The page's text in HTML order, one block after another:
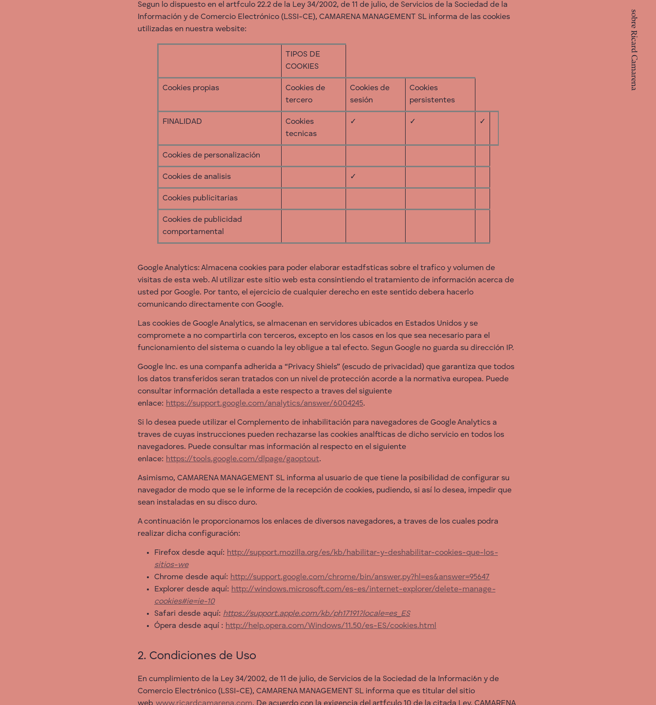
sobre Ricard Camarena
Segun lo dispuesto en el artfculo 22.2 de la Ley 34/2002, de 11 de julio, de Servicios de la Sociedad de la
Información y de Comercio Electrónico (LSSI-CE), CAMARENA MANAGEMENT SL informa de las cookies
utilizadas en nuestra website:
TIPOS DE
COOKIES
Cookies propias
Cookies de
tercero
Cookies de
sesión
Cookies
persistentes
FINALIDAD
Cookies
tecnicas
✓ ✓ ✓
Cookies de personalización
Cookies de analisis ✓
Cookies publicitarias
Cookies de publicidad
comportamental
Google Analytics: Almacena cookies para poder elaborar estadfsticas sobre el trafico y volumen de
visitas de esta web. Al utilizar este sitio web esta consintiendo el tratamiento de información acerca de
usted por Google. Por tanto, el ejercicio de cualquier derecho en este sentido debera hacerlo
comunicando directamente con Google.
Las cookies de Google Analytics, se almacenan en servidores ubicados en Estados Unidos y se
compromete a no compartirla con terceros, excepto en los casos en los que sea necesario para el
funcionamiento del sistema o cuando la ley obligue a tal efecto. Segun Google no guarda su dirección IP.
Google Inc. es una companfa adherida a “Privacy Shiels” (escudo de privacidad) que garantiza que todos
los datos transferidos seran tratados con un nivel de protección acorde a la normativa europea. Puede
consultar información detallada a este respecto a traves del siguiente
enlace: https://support.google.com/analytics/answer/6004245.
Si lo desea puede utilizar el Complemento de inhabilitación para navegadores de Google Analytics a
traves de cuyas instrucciones pueden rechazarse las cookies analfticas de dicho servicio en todos los
navegadores. Puede consultar mas información al respecto en el siguiente
enlace: https://tools.google.com/dlpage/gaoptout.
Asimismo, CAMARENA MANAGEMENT SL informa al usuario de que tiene la posibilidad de configurar su
navegador de modo que se le informe de la recepción de cookies, pudiendo, si así lo desea, impedir que
sean instaladas en su disco duro.
A continuaci6n le proporcionamos los enlaces de diversos navegadores, a traves de los cuales podra
realizar dicha configuración:
Firefox desde aquí: http://support.mozilla.org/es/kb/habilitar-y-deshabilitar-cookies-que-los-
sitios-we
Chrome desde aquí: http://support.google.com/chrome/bin/answer.py?hl=es&answer=95647
Explorer desde aquí: http://windows.microsoft.com/es-es/internet-explorer/delete-manage-
cookies#ie=ie-10
Safari desde aquí: https://support.apple.com/kb/ph17191?locale=es_ES
Ópera desde aquí : http://help.opera.com/Windows/11.50/es-ES/cookies.html
2. Condiciones de Uso
En cumplimiento de la Ley 34/2002, de 11 de julio, de Servicios de la Sociedad de la Informaci6n y de
Comercio Electr6nico (LSSI-CE), CAMARENA MANAGEMENT SL informa que es titular del sitio